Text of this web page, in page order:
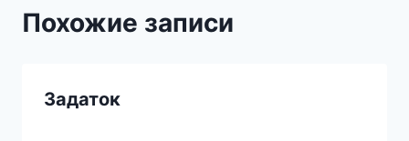
Похожие записи
Задаток